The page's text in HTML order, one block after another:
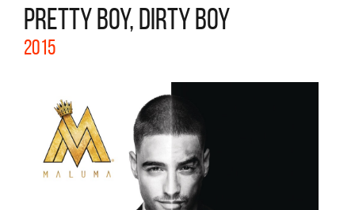
PRETTY BOY, DIRTY BOY
2015